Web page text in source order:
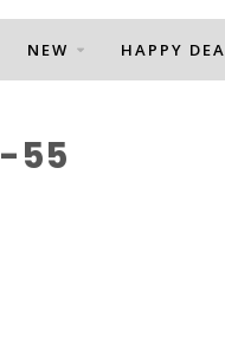
NEW HAPPY
55